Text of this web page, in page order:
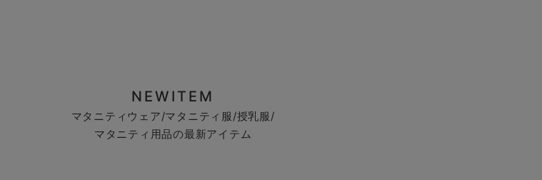
NEWITEM
マタニティウェア/マタニティ服/授乳服/
マタニティ用品の最新アイテム